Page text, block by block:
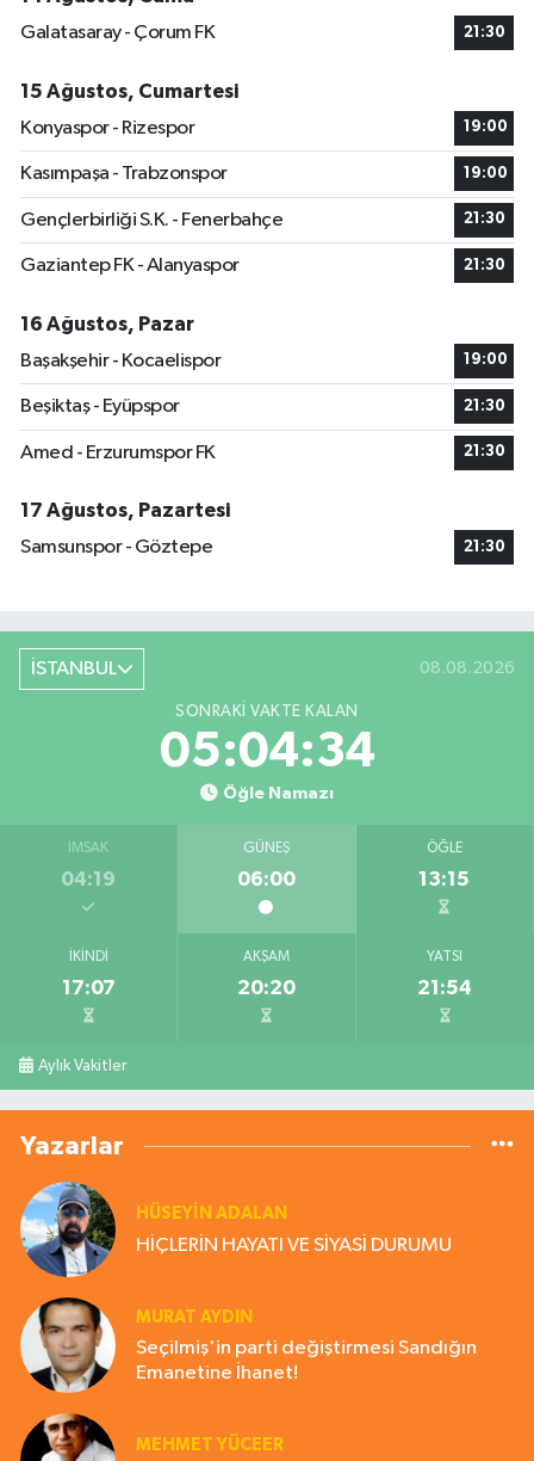
Galatasaray - Çorum FK
21:30
15 Ağustos, Cumartesi
Konyaspor - Rizespor
19:00
Kasımpaşa - Trabzonspor 19:00
Gençlerbirliği S.K. - Fenerbahçe 21:30
Gaziantep FK - Alanyaspor 21:30
16 Ağustos, Pazar
Başakşehir - Kocaelispor
19:00
Beşiktaş - Eyüpspor 21:30
Amed - Erzurumspor FK 21:30
17 Ağustos, Pazartesi
Samsunspor - Göztepe
21:30
İSTANBUL 08.08.2026
SONRAKI VAKTE KALAN
05:04:33
Öğle Namazı
İMSAK
04:19
GÜNEŞ
06:00
ÖĞLE
13:15
İKINDI
17:07
AKŞAM
20:20
YATSI
21:54
Aylık Vakitler
Yazarlar
HÜSEYIN ADALAN
HİÇLERİN HAYATI VE SİYASİ DURUMU
MURAT AYDIN
Seçilmiş'in parti değiştirmesi Sandığın
Emanetine İhanet!
MEHMET YÜCEER